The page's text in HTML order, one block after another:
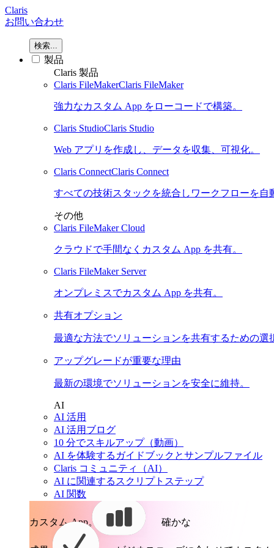
Claris
お問い合わせ
検索...
製品
Claris 製品
Claris FileMakerClaris FileMaker
強力なカスタム App をローコードで構築。
Claris StudioClaris Studio
Web アプリを作成し、データを収集、可視化。
Claris ConnectClaris Connect
すべての技術スタックを統合しワークフローを自
その他
Claris FileMaker Cloud
クラウドで手間なくカスタム App を共有。
Claris FileMaker Server
オンプレミスでカスタム App を共有。
共有オプション
最適な方法でソリューションを共有するための選
アップグレードが重要な理由
最新の環境でソリューションを安全に維持。
AI
AI 活用
AI 活用ブログ
10 分でスキルアップ（動画）
AI を体験するガイドブックとサンプルファイル
Claris コミュニティ（AI）
AI に関連するスクリプトステップ
AI 関数
カスタム App。 確かな